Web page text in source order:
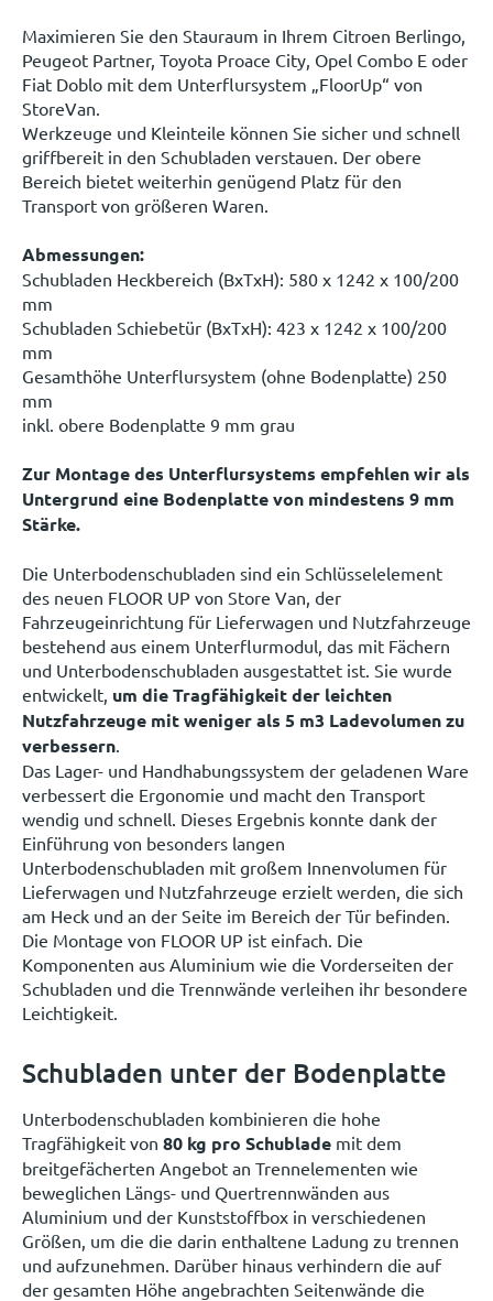
Maximieren Sie den Stauraum in Ihrem Citroen Berlingo,
Peugeot Partner, Toyota Proace City, Opel Combo E oder
Fiat Doblo mit dem Unterflursystem „FloorUp“ von
StoreVan.
Werkzeuge und Kleinteile können Sie sicher und schnell
griffbereit in den Schubladen verstauen. Der obere
Bereich bietet weiterhin genügend Platz für den
Transport von größeren Waren.
Abmessungen:
Schubladen Heckbereich (BxTxH): 580 x 1242 x 100/200
mm
Schubladen Schiebetür (BxTxH): 423 x 1242 x 100/200
mm
Gesamthöhe Unterflursystem (ohne Bodenplatte) 250
mm
inkl. obere Bodenplatte 9 mm grau
Zur Montage des Unterflursystems empfehlen wir als
Untergrund eine Bodenplatte von mindestens 9 mm
Stärke.
Die Unterbodenschubladen sind ein Schlüsselelement
des neuen FLOOR UP von Store Van, der
Fahrzeugeinrichtung für Lieferwagen und Nutzfahrzeuge
bestehend aus einem Unterflurmodul, das mit Fächern
und Unterbodenschubladen ausgestattet ist. Sie wurde
entwickelt, um die Tragfähigkeit der leichten
Nutzfahrzeuge mit weniger als 5 m3 Ladevolumen zu
verbessern.
Das Lager- und Handhabungssystem der geladenen Ware
verbessert die Ergonomie und macht den Transport
wendig und schnell. Dieses Ergebnis konnte dank der
Einführung von besonders langen
Unterbodenschubladen mit großem Innenvolumen für
Lieferwagen und Nutzfahrzeuge erzielt werden, die sich
am Heck und an der Seite im Bereich der Tür befinden.
Die Montage von FLOOR UP ist einfach. Die
Komponenten aus Aluminium wie die Vorderseiten der
Schubladen und die Trennwände verleihen ihr besondere
Leichtigkeit.
Schubladen unter der Bodenplatte
Unterbodenschubladen kombinieren die hohe
Tragfähigkeit von 80 kg pro Schublade mit dem
breitgefächerten Angebot an Trennelementen wie
beweglichen Längs- und Quertrennwänden aus
Aluminium und der Kunststoffbox in verschiedenen
Größen, um die die darin enthaltene Ladung zu trennen
und aufzunehmen. Darüber hinaus verhindern die auf
der gesamten Höhe angebrachten Seitenwände die